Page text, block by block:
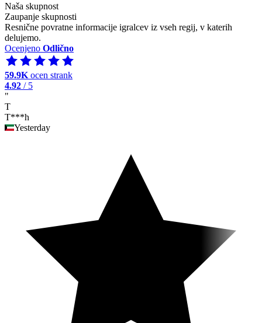
Naša skupnost
Zaupanje skupnosti
Resnične povratne informacije igralcev iz vseh regij, v katerih
delujemo.
Ocenjeno Odlično
59.9K ocen strank
4.92 / 5
"
T
T***h
Yesterday